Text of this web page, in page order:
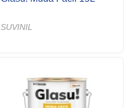
SUVINIL